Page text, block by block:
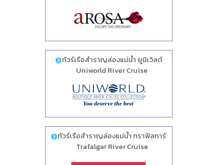
ทัวร์เรือสำราญล่องแม่น้ำ ยูนิเวิลด์
Uniworld River Cruise
ทัวร์เรือสำราญล่องแม่น้ำ ทราฟัลการ์
Trafalgar River Cruise